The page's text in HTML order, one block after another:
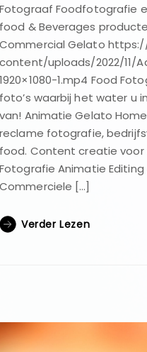
Fotograaf Foodfotografie
food & Beverages
Commercial Gelato
content/uploads/2022/11/
1920×1080-1.mp4 Food
foto’s waarbij het water u
van! Animatie Gelato
reclame fotografie,
food. Content creatie
Fotografie Animatie
Commerciele […]
Verder Lezen